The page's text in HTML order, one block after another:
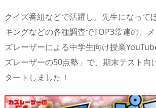
re
a
d
s
st
o
d
o
n
e
sk
y
m
bl
r
b
o
ar
d
n
d
クイズ番組などで活躍し、先生になって
キングなどの各種調査でTOP3常連の、
ズレーザーによる中学生向け授業
ズレーザーの50点塾」で、期末テスト向
タートしました！